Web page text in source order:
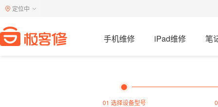
定位中
手机维修 iPad维修 笔
01 选择设备型号